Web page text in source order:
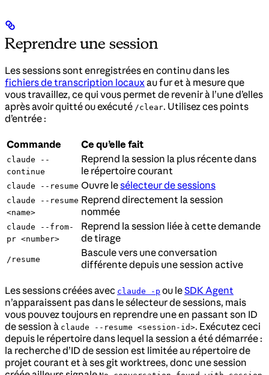
Reprendre une session
Les sessions sont enregistrées en continu dans les
fichiers de transcription locauxau fur et à mesure que
vous travaillez, ce qui vous permet de revenir à l’une d’elles
après avoir quitté ou exécuté /clear. Utilisez ces points
d’entrée :
Commande Ce qu’elle fait
claude --
continue
Reprend la session la plus récente dans
le répertoire courant
claude --resume Ouvre lesélecteur de sessions
claude --resume
<name>
Reprend directement la session
nommée
claude --from-
pr <number>
Reprend la session liée à cette demande
de tirage
/resume
Bascule vers une conversation
différente depuis une session active
Les sessions créées avec claude -p ou leSDK Agent
n’apparaissent pas dans le sélecteur de sessions, mais
vous pouvez toujours en reprendre une en passant son ID
de session à claude --resume <session-id>. Exécutez ceci
depuis le répertoire dans lequel la session a été démarrée :
la recherche d’ID de session est limitée au répertoire de
projet courant et à ses git worktrees, donc une session